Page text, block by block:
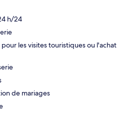
h/24
les visites touristiques ou l'achat
de mariages